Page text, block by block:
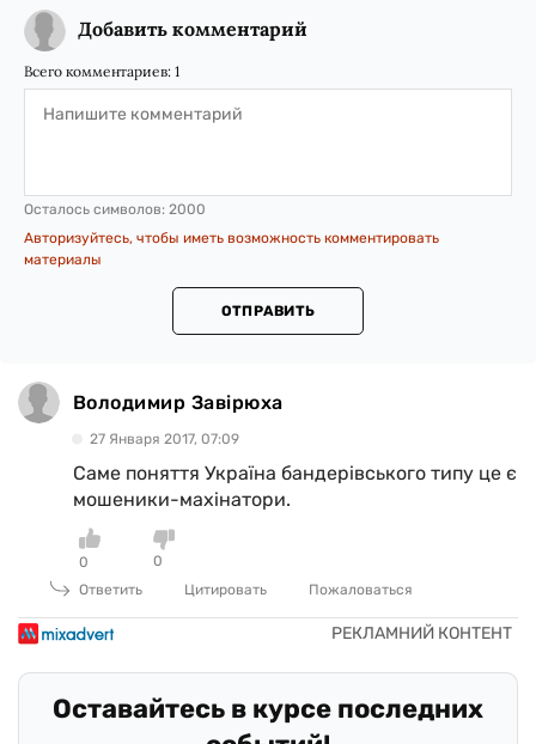
Добавить комментарий
Всего комментариев: 1
Осталось символов: 2000
Авторизуйтесь, чтобы иметь возможность комментировать
материалы
ОТПРАВИТЬ
Володимир Завірюха
27 Января 2017, 07:09
Саме поняття Україна бандерівського типу це є
мошеники-махінатори.
0
0
Ответить
Цитировать Пожаловаться
Оставайтесь в курсе последних